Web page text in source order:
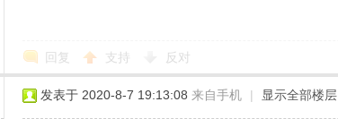
回复 支持 反对
发表于 2020-8-7 19:13:08 来自手机 | 显示全部楼层